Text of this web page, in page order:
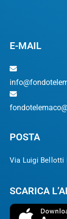
E-MAIL
POSTA
Via Luigi Bellotti
SCARICA